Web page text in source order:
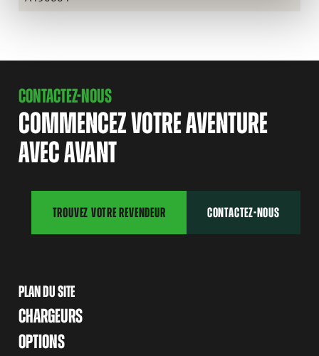
CONTACTEZ-NOUS
COMMENCEZ VOTRE AVENTURE
AVEC AVANT
TROUVEZ VOTRE REVENDEUR CONTACTEZ-NOUS
PLAN DU SITE
CHARGEURS
OPTIONS